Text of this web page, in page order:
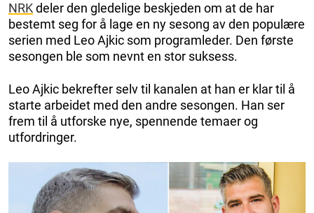
NRKdeler den gledelige beskjeden om at de har
bestemt seg for å lage en ny sesong av den populære
serien med Leo Ajkic som programleder. Den første
sesongen ble som nevnt en stor suksess.
Leo Ajkic bekrefter selv til kanalen at han er klar til å
starte arbeidet med den andre sesongen. Han ser
frem til å utforske nye, spennende temaer og
utfordringer.